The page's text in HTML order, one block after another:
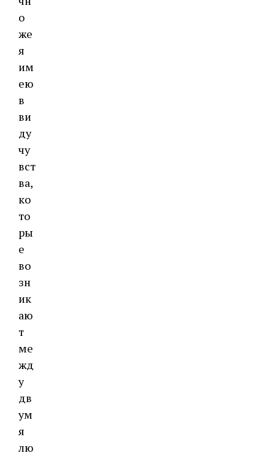
о
же
я
им
ею
в
ви
ду
чу
вст
ва,
ко
то
ры
е
во
зн
ик
аю
т
ме
жд
у
дв
ум
я
лю